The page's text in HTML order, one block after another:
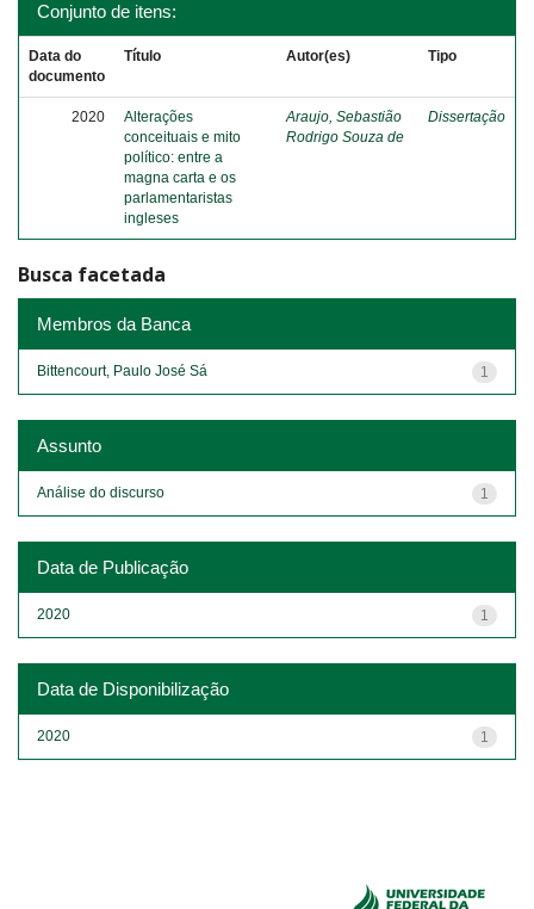
Conjunto de itens:
Data do
documento
Título Autor(es) Tipo
2020
Alterações
conceituais e mito
político: entre a
magna carta e os
parlamentaristas
ingleses
Araujo, Sebastião
Rodrigo Souza de
Dissertação
Busca facetada
Membros da Banca
1
Bittencourt, Paulo José Sá
Assunto
1
Análise do discurso
Data de Publicação
1
2020
Data de Disponibilização
1
2020